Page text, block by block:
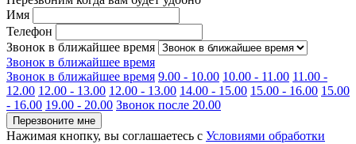
Имя
Телефон
Звонок в ближайшее время
Звонок в ближайшее время
Звонок в ближайшее время 9.00 - 10.00 10.00 - 11.00 11.00 -
12.00 12.00 - 13.00 12.00 - 13.00 14.00 - 15.00 15.00 - 16.00 15.00
- 16.00 19.00 - 20.00 Звонок после 20.00
Перезвоните мне
Нажимая кнопку, вы соглашаетесь с Условиями обработки